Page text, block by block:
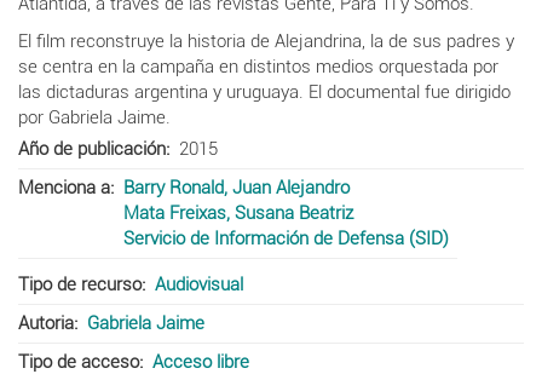
El film reconstruye la historia de Alejandrina, la de sus padres y
se centra en la campaña en distintos medios orquestada por
las dictaduras argentina y uruguaya. El documental fue dirigido
por Gabriela Jaime.
Año de publicación
2015
Menciona a
Barry Ronald, Juan Alejandro
Mata Freixas, Susana Beatriz
Servicio de Información de Defensa (SID)
Tipo de recurso
Audiovisual
Autoria
Gabriela Jaime
Tipo de acceso
Acceso libre